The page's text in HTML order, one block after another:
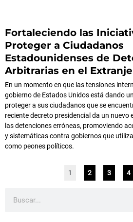
Fortaleciendo las
Proteger a Ciudadanos
Estadounidenses de
Arbitrarias en el
En un momento en que las tensiones
gobierno de Estados Unidos está dando
proteger a sus ciudadanos que se
reciente decreto presidencial da un nuevo
las detenciones erróneas, promoviendo
y sistemáticas contra gobiernos que
como peones políticos.
1 2 3 4